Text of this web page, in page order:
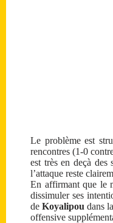
Le problème est
rencontres (1-0
est très en deçà
l’attaque reste
En affirmant que le
dissimuler ses
deKoyalipou dans
offensive